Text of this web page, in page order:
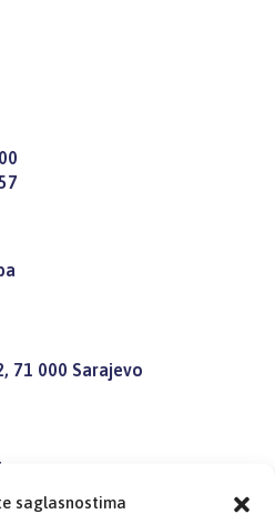
saglasnostima
71 000 Sarajevo